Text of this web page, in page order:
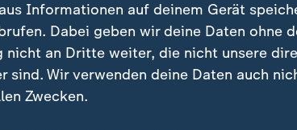
Informationen auf deinem Gerät
Dabei geben wir deine Daten ohne
nicht an Dritte weiter, die nicht unsere
sind. Wir verwenden deine Daten auch
Zwecken.